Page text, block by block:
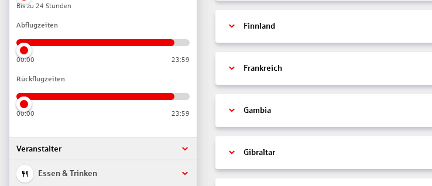
Bis zu 24 Stunden
Abflugzeiten
00:00 23:59
Rückflugzeiten
00:00 23:59
Veranstalter
Essen & Trinken
Finnland
Frankreich
Gambia
Gibraltar